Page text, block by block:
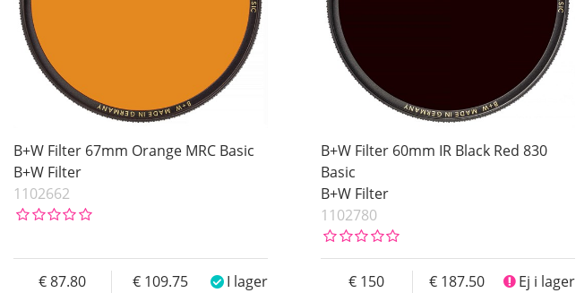
B+W Filter 67mm Orange MRC Basic
B+W Filter
1102662
87.80
109.75 I lager
B+W Filter 60mm IR Black Red 830
Basic
B+W Filter
1102780
150
187.50 Ej i lager